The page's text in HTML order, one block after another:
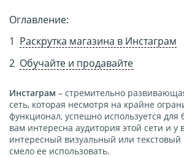
Оглавление:
Раскрутка магазина в Инстаграм
Обучайте и продавайте
Инстаграм – стремительно
сеть, которая несмотря на крайне
функционал, успешно используется для
вам интересна аудитория этой сети и у
интересный визуальный или текстовый
смело ее использовать.